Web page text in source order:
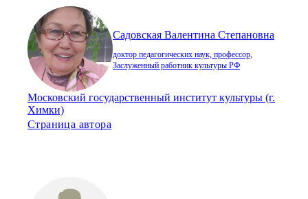
Садовская Валентина Степановна
доктор педагогических наук, профессор,
Заслуженный работник культуры РФ
Московский государственный институт культуры (г.
Химки)
Страница автора